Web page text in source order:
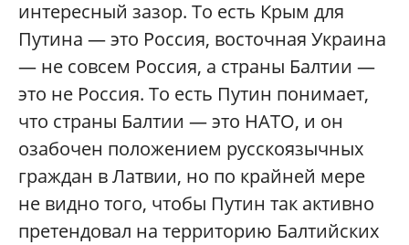
интересный зазор. То есть Крым для
Путина — это Россия, восточная Украина
— не совсем Россия, а страны Балтии —
это не Россия. То есть Путин понимает,
что страны Балтии — это НАТО, и он
озабочен положением русскоязычных
граждан в Латвии, но по крайней мере
не видно того, чтобы Путин так активно
претендовал на территорию Балтийских